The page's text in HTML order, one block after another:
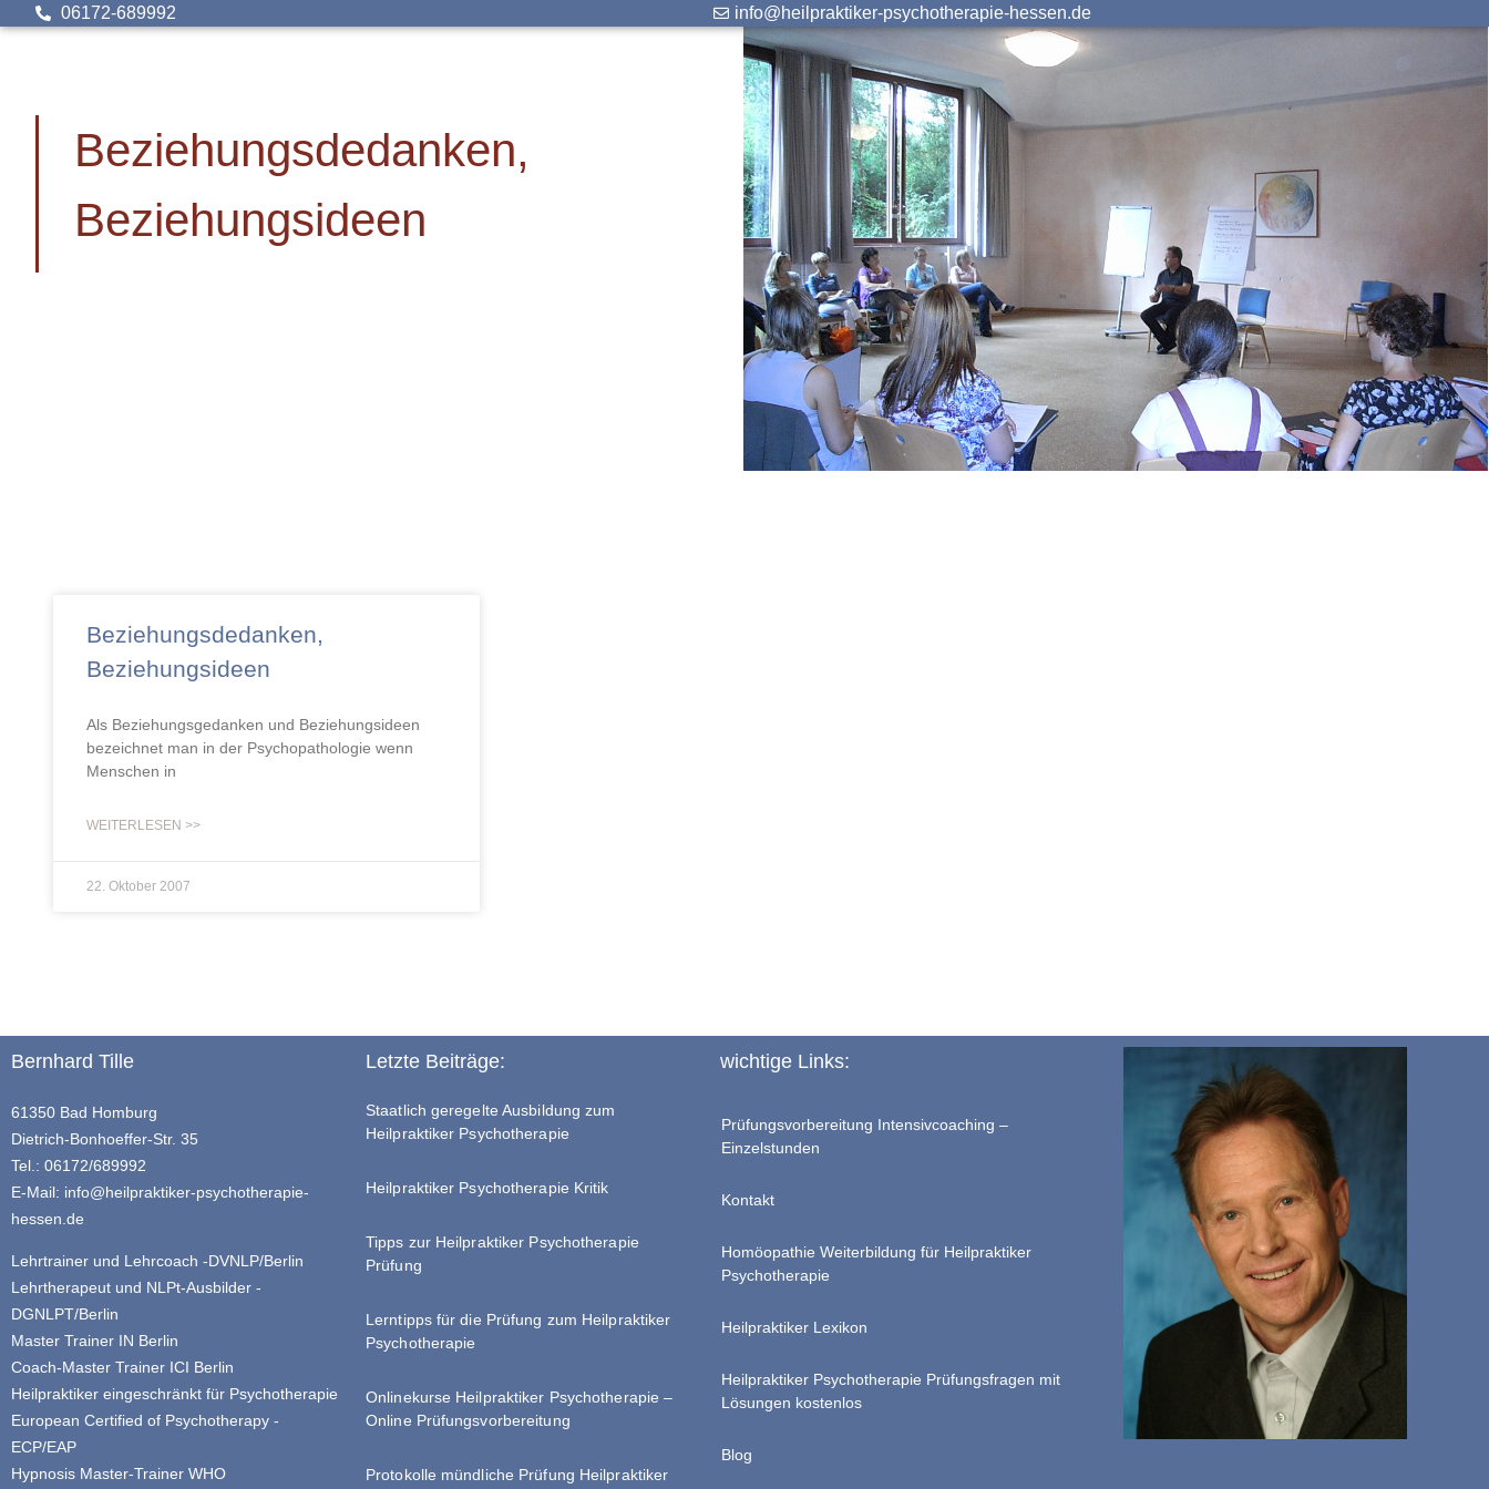
06172-689992 info@heilpraktiker-psychotherapie-hessen.de
Beziehungsdedanken,
Beziehungsideen
Beziehungsdedanken,
Beziehungsideen
Als Beziehungsgedanken und Beziehungsideen
bezeichnet man in der Psychopathologie wenn
Menschen in
WEITERLESEN >>
22. Oktober 2007
Bernhard Tille
61350 Bad Homburg
Dietrich-Bonhoeffer-Str. 35
Tel.: 06172/689992
E-Mail: info@heilpraktiker-psychotherapie-
hessen.de
Lehrtrainer und Lehrcoach -DVNLP/Berlin
Lehrtherapeut und NLPt-Ausbilder -
DGNLPT/Berlin
Master Trainer IN Berlin
Coach-Master Trainer ICI Berlin
Heilpraktiker eingeschränkt für Psychotherapie
European Certified of Psychotherapy -
ECP/EAP
Hypnosis Master-Trainer WHO
Letzte Beiträge:
Staatlich geregelte Ausbildung zum
Heilpraktiker Psychotherapie
Heilpraktiker Psychotherapie Kritik
Tipps zur Heilpraktiker Psychotherapie
Prüfung
Lerntipps für die Prüfung zum Heilpraktiker
Psychotherapie
Onlinekurse Heilpraktiker Psychotherapie –
Online Prüfungsvorbereitung
Protokolle mündliche Prüfung Heilpraktiker
wichtige Links:
Prüfungsvorbereitung Intensivcoaching –
Einzelstunden
Kontakt
Homöopathie Weiterbildung für Heilpraktiker
Psychotherapie
Heilpraktiker Lexikon
Heilpraktiker Psychotherapie Prüfungsfragen mit
Lösungen kostenlos
Blog